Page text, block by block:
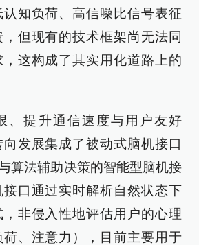
知负荷、高信噪比信号表征
但现有的技术框架尚无法同
，这构成了其实用化道路上的
、提升通信速度与用户友好
发展集成了被动式脑机接口
与算法辅助决策的智能型脑机接
口通过实时解析自然状态下
非侵入性地评估用户的心理
、注意力），目前主要用于